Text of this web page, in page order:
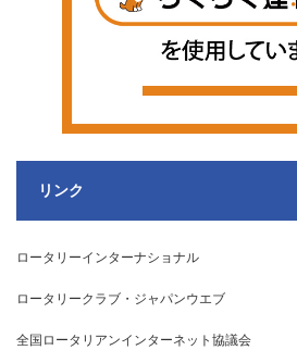
リンク
ロータリーインターナショナル
ロータリークラブ・ジャパンウエブ
全国ロータリアンインターネット協議会